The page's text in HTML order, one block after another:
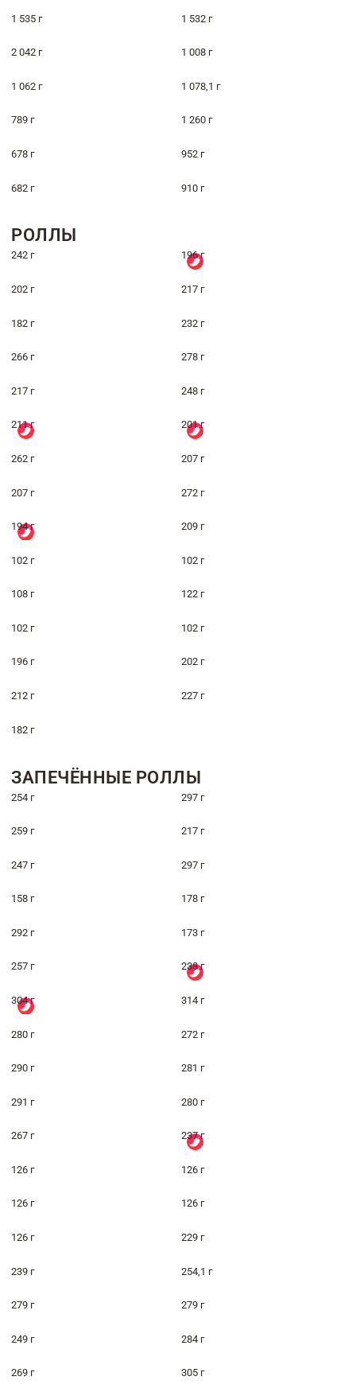
1 535 г 1 532 г
2 042 г 1 008 г
1 062 г 1 078,1 г
789 г 1 260 г
678 г 952 г
682 г 910 г
РОЛЛЫ
242 г 196 г
202 г 217 г
182 г 232 г
266 г 278 г
217 г 248 г
211 г 201 г
262 г 207 г
207 г 272 г
194 г 209 г
102 г 102 г
108 г 122 г
102 г 102 г
196 г 202 г
212 г 227 г
182 г
ЗАПЕЧЁННЫЕ РОЛЛЫ
254 г 297 г
259 г 217 г
247 г 297 г
158 г 178 г
292 г 173 г
257 г 238 г
304 г 314 г
280 г 272 г
290 г 281 г
291 г 280 г
267 г 237 г
126 г 126 г
126 г 126 г
126 г 229 г
239 г 254,1 г
279 г 279 г
249 г 284 г
269 г 305 г